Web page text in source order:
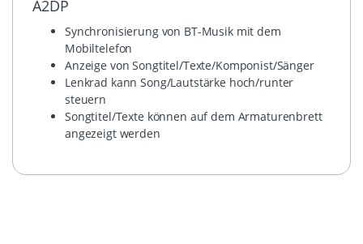
A2DP
Synchronisierung von BT-Musik mit dem
Mobiltelefon
Anzeige von Songtitel/Texte/Komponist/Sänger
Lenkrad kann Song/Lautstärke hoch/runter
steuern
Songtitel/Texte können auf dem Armaturenbrett
angezeigt werden